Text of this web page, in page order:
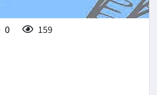
0 159